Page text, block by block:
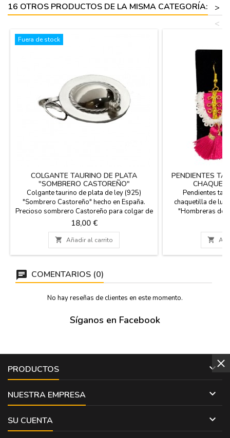
16 OTROS PRODUCTOS DE LA MISMA CATEGORÍA:
>
<
Fuera de stock
COLGANTE TAURINO DE PLATA
"SOMBRERO CASTOREÑO"
Colgante taurino de plata de ley (925)
"Sombrero Castoreño" hecho en España.
Precioso sombrero Castoreño para colgar de
una cadena o de una pulsera. Medida: 3 cm
alto
Precio
18,00 €
 Añadir al carrito
PENDIENTES
Pendientes
chaquetilla de
"Hombreras de
de la sastrería
miniaturizada y
un traje de luces,
el brillo que se

COMENTARIOS (0)
No hay reseñas de clientes en este momento.
Síganos en Facebook
PRODUCTOS 
NUESTRA EMPRESA 
SU CUENTA 